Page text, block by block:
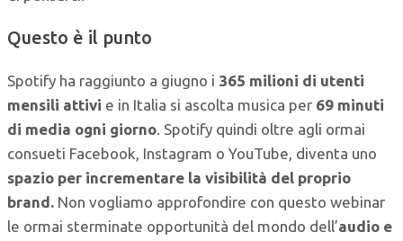
Questo è il punto
Spotify ha raggiunto a giugno i 365 milioni di utenti
mensili attivi e in Italia si ascolta musica per 69 minuti
di media ogni giorno. Spotify quindi oltre agli ormai
consueti Facebook, Instagram o YouTube, diventa uno
spazio per incrementare la visibilità del proprio
brand. Non vogliamo approfondire con questo webinar
le ormai sterminate opportunità del mondo dell’audio e